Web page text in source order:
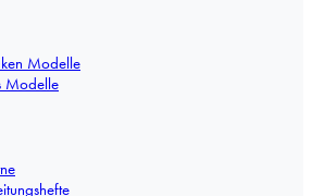
Modelle
Modelle